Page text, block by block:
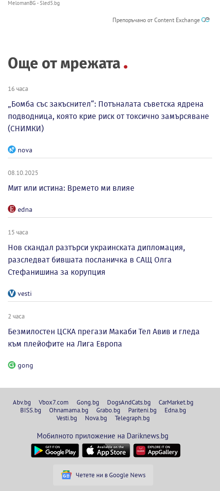
MelomanBG - Sled5.bg
Препоръчано от Content Exchange
Още от мрежата
16 часа
„Бомба със закъснител“: Потъналата съветска ядрена
подводница, която крие риск от токсично замърсяване
(СНИМКИ)
nova
08.10.2025
Мит или истина: Времето ми влияе
edna
15 часа
Нов скандал разтърси украинската дипломация,
разследват бившата посланичка в САЩ Олга
Стефанишина за корупция
vesti
2 часа
Безмилостен ЦСКА прегази Макаби Тел Авив и гледа
към плейофите на Лига Европа
gong
Abv.bg Vbox7.com Gong.bg DogsAndCats.bg
CarMarket.bg
BISS.bg
Ohnamama.bg Grabo.bg Pariteni.bg
Edna.bg
Vesti.bg
Nova.bg Telegraph.bg
Мобилното приложение на Dariknews.bg
Четете ни в Google News